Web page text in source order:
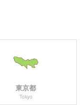
東京都
Tokyo